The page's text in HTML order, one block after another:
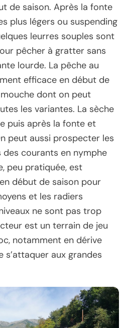
de saison. Après la fonte
plus légers ou suspending
leurres souples sont
pêcher à gratter sans
lourde. La pêche au
efficace en début de
dont on peut
les variantes. La sèche
puis après la fonte et
peut aussi prospecter les
courants en nymphe
peu pratiquée, est
début de saison pour
et les radiers
ne sont pas trop
est un terrain de jeu
notamment en dérive
s’attaquer aux grandes